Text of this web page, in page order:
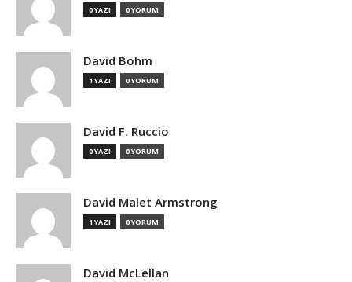
0 YAZI 0 YORUM
David Bohm
1 YAZI 0 YORUM
David F. Ruccio
0 YAZI 0 YORUM
David Malet Armstrong
1 YAZI 0 YORUM
David McLellan